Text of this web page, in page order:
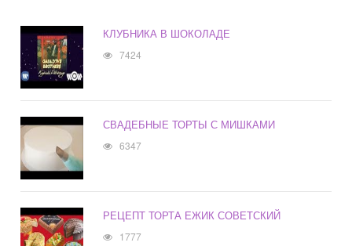
КЛУБНИКА В ШОКОЛАДЕ
7424
СВАДЕБНЫЕ ТОРТЫ С МИШКАМИ
6347
РЕЦЕПТ ТОРТА ЕЖИК СОВЕТСКИЙ
1777